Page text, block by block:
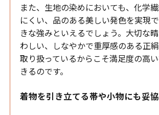
また、生地の染めにおいても、化学
にくい、品のある美しい発色を実現
きな強みといえるでしょう。大切な
わしい、しなやかで重厚感のある正
取り扱っているからこそ満足度の高
きるのです。
着物を引き立てる帯や小物にも妥